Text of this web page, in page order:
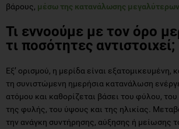
βάρους, μέσω της κατανάλωσης
Τι εννοούμε με τον όρο
τι ποσότητες αντιστοιχεί;
Εξ’ ορισμού, η μερίδα είναι εξατομικευμένη,
τη συνιστώμενη ημερήσια κατανάλωση
ατόμου και καθορίζεται βάσει του φύλου,
της φυλής, του ύψους και της ηλικίας.
την ανάγκη συντήρησης, αύξησης ή μείωσης